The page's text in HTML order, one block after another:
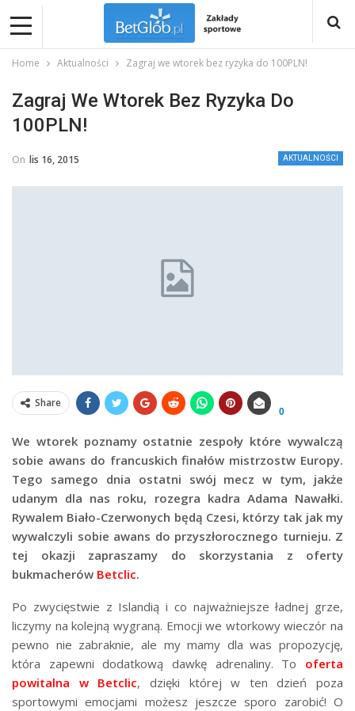
Home Aktualności Zagraj we wtorek bez ryzyka do 100PLN!
Zagraj We Wtorek Bez Ryzyka Do
100PLN!
AKTUALNOŚCI
On lis 16, 2015
Share
0
We wtorek poznamy ostatnie zespoły które wywalczą
sobie awans do francuskich finałów mistrzostw Europy.
Tego samego dnia ostatni swój mecz w tym, jakże
udanym dla nas roku, rozegra kadra Adama Nawałki.
Rywalem Biało-Czerwonych będą Czesi, którzy tak jak my
wywalczyli sobie awans do przyszłorocznego turnieju. Z
tej okazji zapraszamy do skorzystania z oferty
bukmacherów Betclic.
Po zwycięstwie z Islandią i co najważniejsze ładnej grze,
liczymy na kolejną wygraną. Emocji we wtorkowy wieczór na
pewno nie zabraknie, ale my mamy dla was propozycję,
która zapewni dodatkową dawkę adrenaliny. To oferta
powitalna w Betclic, dzięki której w ten dzień poza
sportowymi emocjami możesz jeszcze sporo zarobić! O